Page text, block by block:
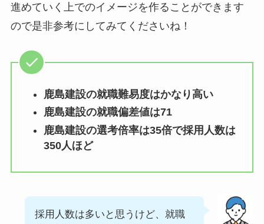
進めていく上でのイメージを作ることができます
ので是非参考にしてみてくださいね！
鹿島建設の就職難易度はかなり高い
鹿島建設の就職偏差値は71
鹿島建設の選考倍率は35倍で採用人数は
350人ほど
採用人数は多いと思うけど、就職